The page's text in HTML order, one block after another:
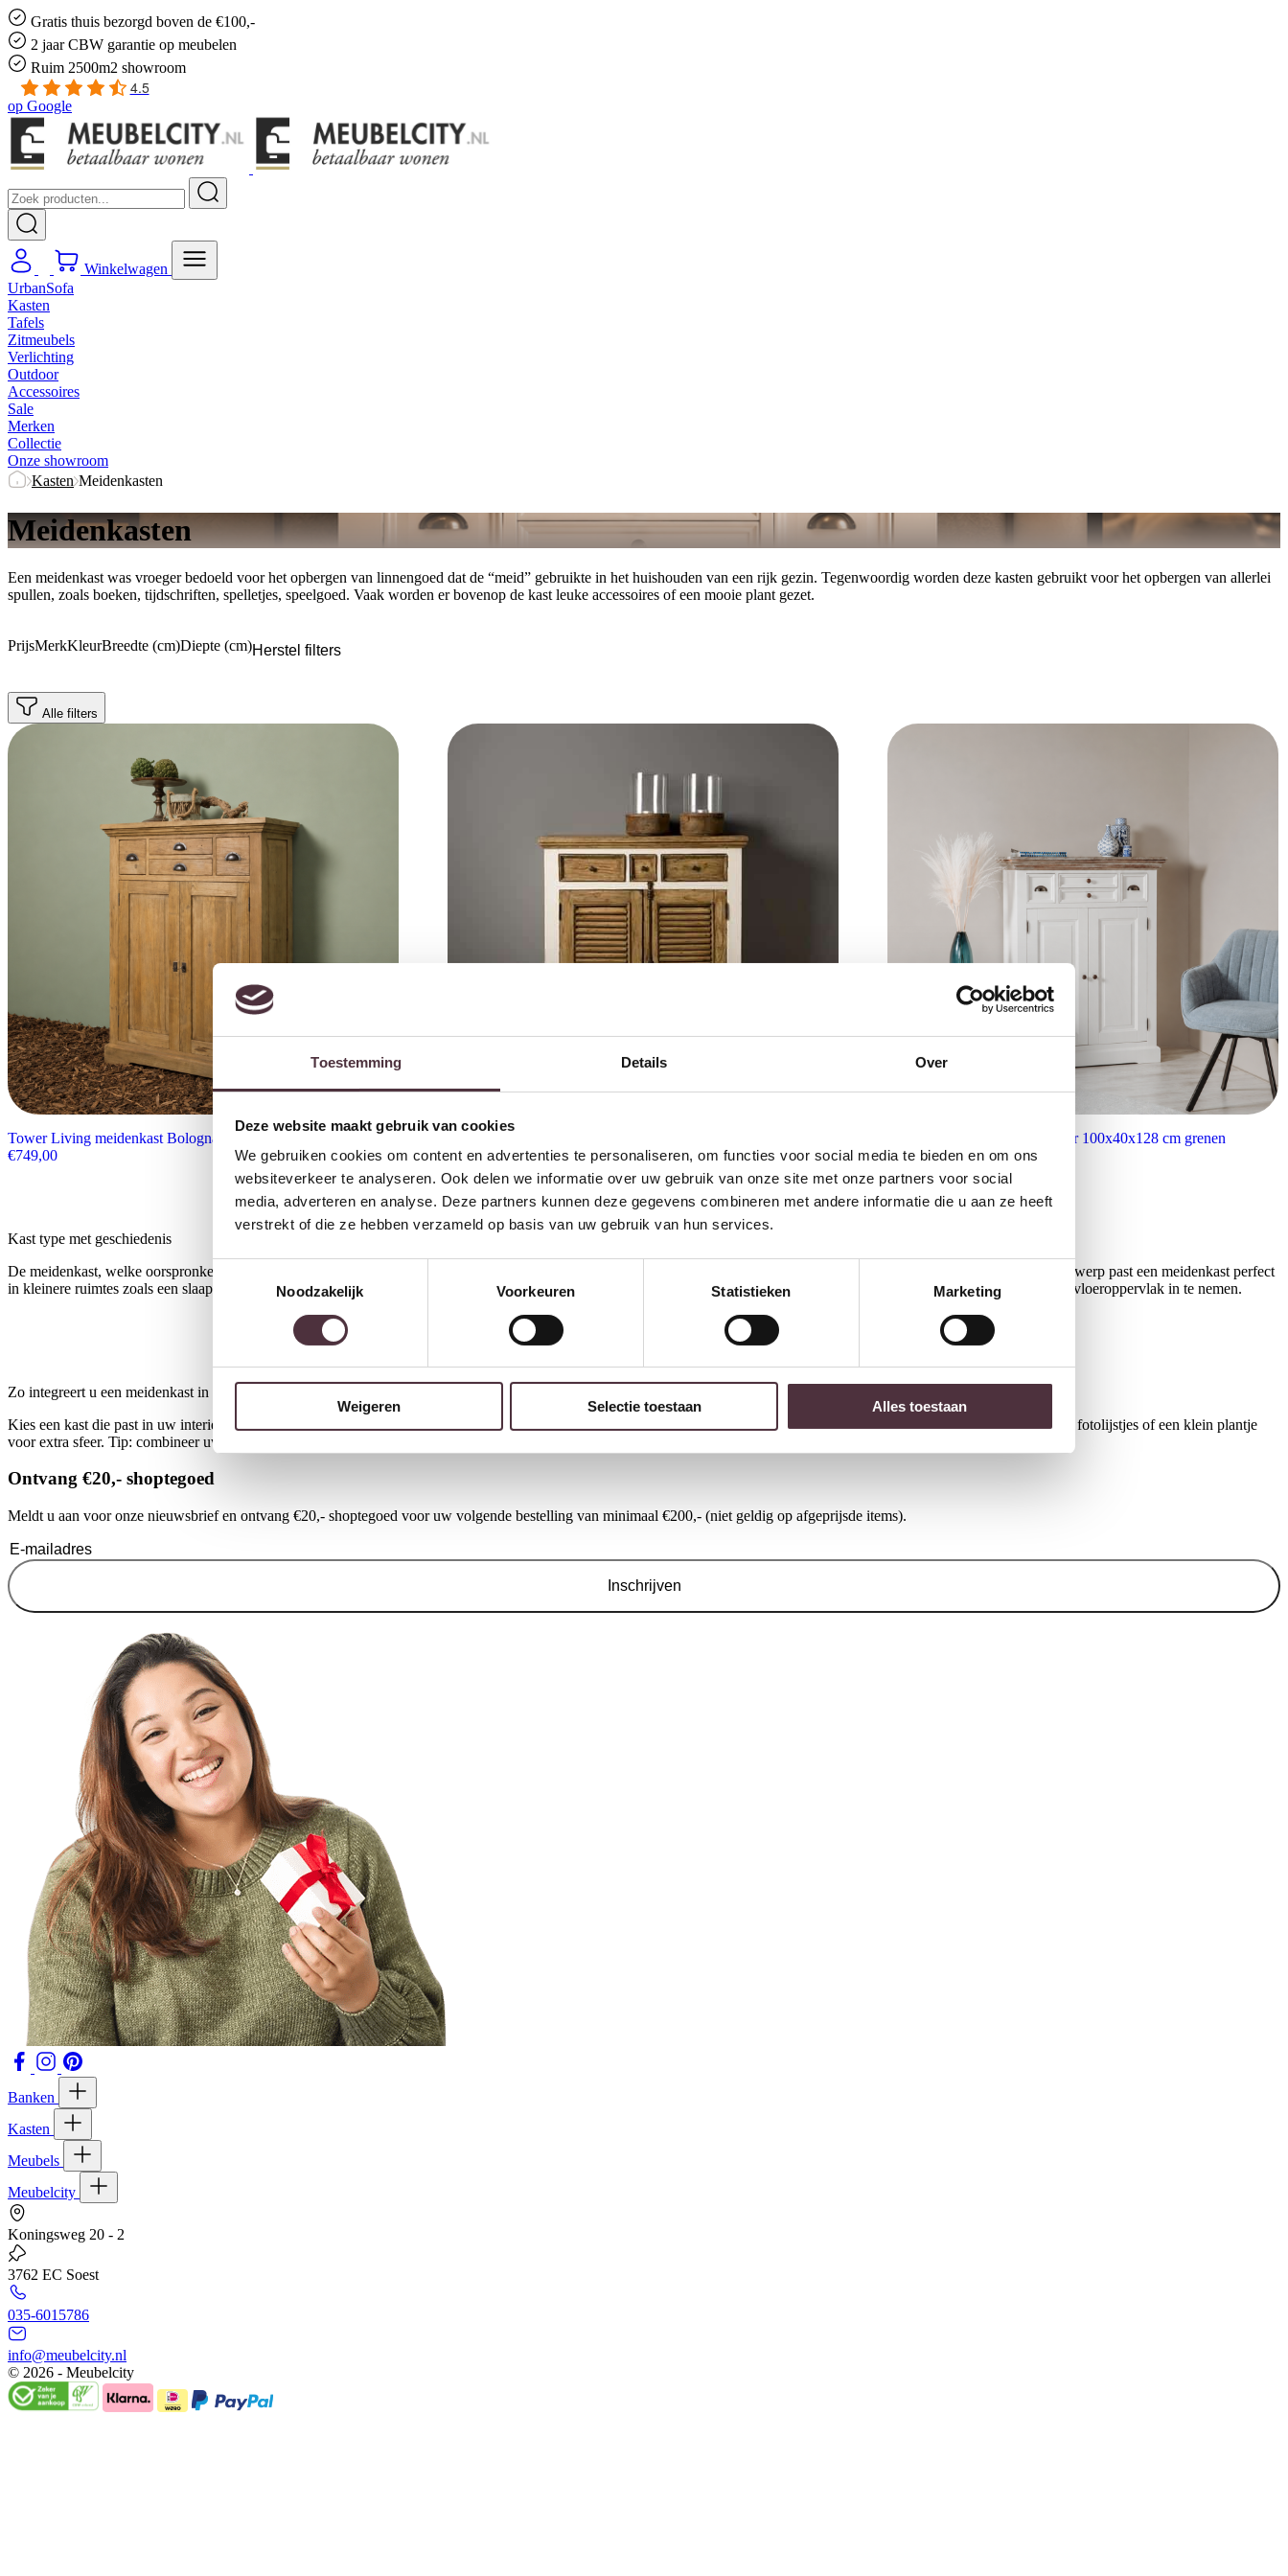
Toestemming Details Over
Deze website maakt gebruik van cookies
We gebruiken cookies om content en advertenties te personaliseren, om functies voor social media te bieden en om ons
websiteverkeer te analyseren. Ook delen we informatie over uw gebruik van onze site met onze partners voor social
media, adverteren en analyse. Deze partners kunnen deze gegevens combineren met andere informatie die u aan ze heeft
verstrekt of die ze hebben verzameld op basis van uw gebruik van hun services.
Toestemmingsselectie
Noodzakelijk
Voorkeuren Statistieken Marketing
Weigeren Selectie toestaan Alles toestaan
Gratis thuis bezorgd boven de €100,-
2 jaar CBW garantie op meubelen
Ruim 2500m2 showroom
4.5
op Google
Winkelwagen
UrbanSofa
Kasten
Tafels
Zitmeubels
Verlichting
Outdoor
Accessoires
Sale
Merken
Collectie
Onze showroom
Kasten Meidenkasten
Meidenkasten
Een meidenkast was vroeger bedoeld voor het opbergen van linnengoed dat de “meid” gebruikte in het huishouden van een rijk gezin. Tegenwoordig worden deze kasten gebruikt voor het opbergen van allerlei
spullen, zoals boeken, tijdschriften, spelletjes, speelgoed. Vaak worden er bovenop de kast leuke accessoires of een mooie plant gezet.
PrijsMerkKleurBreedte (cm)Diepte (cm)Herstel filters
Alle filters
Tower Living meidenkast Bologna 100x40x128 cm teak
€749,00
Tower Living meidenkast Amanda 100x40x120 cm grenen
Tower Living meidenkast Fleur 100x40x128 cm grenen
€749,00
Kast type met geschiedenis
De meidenkast, welke oorspronkelijk werd gebruikt om linnengoed en kleding in op te bergen, heeft zich ontwikkeld tot een veelzijdig opbergmeubel. Met een smal en hoog ontwerp past een meidenkast perfect
in kleinere ruimtes zoals een slaapkamer, hal of zelfs een woonkamer. Dankzij de combinatie van lades en kastdeuren biedt een meidenkast voldoende opbergruimte zonder veel vloeroppervlak in te nemen.
Zo integreert u een meidenkast in uw interieur
Kies een kast die past in uw interieur. Denk hierbij aan dezelfde stijl, bijvoorbeeld door te kijken naar het materiaal. Decoreer de bovenkant van de kast met een mooie tafellamp, fotolijstjes of een klein plantje
voor extra sfeer. Tip: combineer uw nieuwe meidenkast met een bijpassende
Ontvang €20,- shoptegoed
Meldt u aan voor onze nieuwsbrief en ontvang €20,- shoptegoed voor uw volgende bestelling van minimaal €200,- (niet geldig op afgeprijsde items).
Inschrijven
Banken
Kasten
Meubels
Meubelcity
Koningsweg 20 - 2
3762 EC Soest
035-6015786
info@meubelcity.nl
© 2026 - Meubelcity